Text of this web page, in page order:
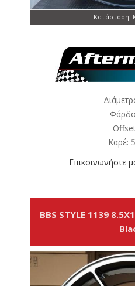
Κατάσταση:
Καρέ:
Επικοινωνήστε
BBS STYLE 1139